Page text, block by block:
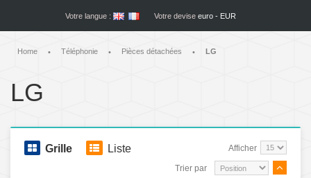
Votre langue : Votre devise euro - EUR
Home • Téléphonie • Pièces détachées • LG
LG
Grille Liste Afficher
Trier par